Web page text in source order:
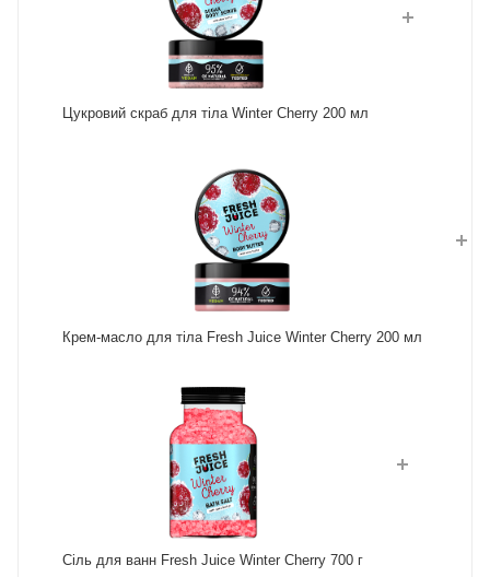
Цукровий скраб для тіла Winter Cherry 200 мл
Крем-масло для тіла Fresh Juice Winter Cherry 200 мл
Сіль для ванн Fresh Juice Winter Cherry 700 г